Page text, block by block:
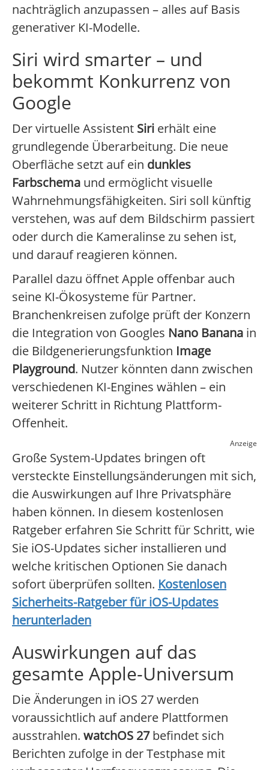
nachträglich anzupassen – alles auf Basis
generativer KI-Modelle.
Siri wird smarter – und
bekommt Konkurrenz von
Google
Der virtuelle Assistent Siri erhält eine
grundlegende Überarbeitung. Die neue
Oberfläche setzt auf ein dunkles
Farbschema und ermöglicht visuelle
Wahrnehmungsfähigkeiten. Siri soll künftig
verstehen, was auf dem Bildschirm passiert
oder durch die Kameralinse zu sehen ist,
und darauf reagieren können.
Parallel dazu öffnet Apple offenbar auch
seine KI-Ökosysteme für Partner.
Branchenkreisen zufolge prüft der Konzern
die Integration von Googles Nano Banana in
die Bildgenerierungsfunktion Image
Playground. Nutzer könnten dann zwischen
verschiedenen KI-Engines wählen – ein
weiterer Schritt in Richtung Plattform-
Offenheit.
Anzeige
Große System-Updates bringen oft
versteckte Einstellungsänderungen mit sich,
die Auswirkungen auf Ihre Privatsphäre
haben können. In diesem kostenlosen
Ratgeber erfahren Sie Schritt für Schritt, wie
Sie iOS-Updates sicher installieren und
welche kritischen Optionen Sie danach
sofort überprüfen sollten. Kostenlosen
Sicherheits-Ratgeber für iOS-Updates
herunterladen
Auswirkungen auf das
gesamte Apple-Universum
Die Änderungen in iOS 27 werden
voraussichtlich auf andere Plattformen
ausstrahlen. watchOS 27befindet sich
Berichten zufolge in der Testphase mit